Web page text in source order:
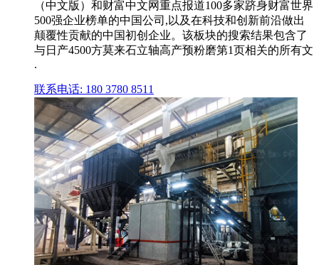
（中文版）和财富中文网重点报道100多家跻身财富世界
500强企业榜单的中国公司,以及在科技和创新前沿做出
颠覆性贡献的中国初创企业。该板块的搜索结果包含了
与日产4500方莫来石立轴高产预粉磨第1页相关的所有文
.
联系电话: 180 3780 8511